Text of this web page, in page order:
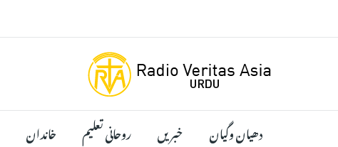
دھیان وگیان خبریں روحانی تعلیم خاندان